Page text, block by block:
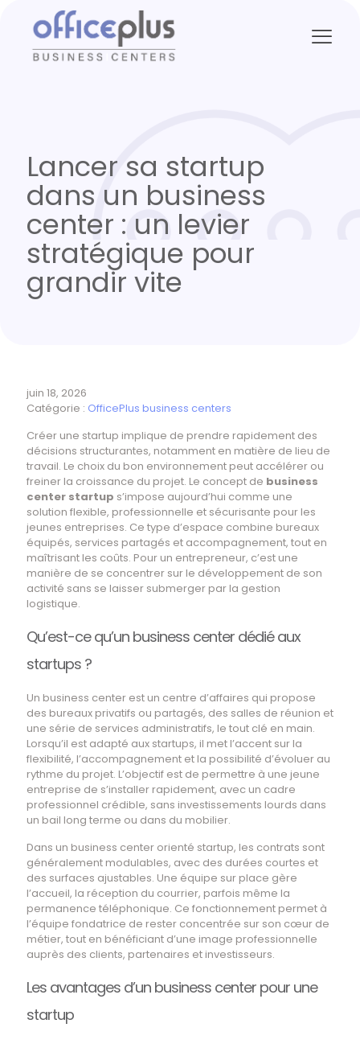
Lancer sa startup
dans un business
center : un levier
stratégique pour
grandir vite
juin 18, 2026
Catégorie : OfficePlus business centers
Créer une startup implique de prendre rapidement des
décisions structurantes, notamment en matière de lieu de
travail. Le choix du bon environnement peut accélérer ou
freiner la croissance du projet. Le concept de business
center startup s’impose aujourd’hui comme une
solution flexible, professionnelle et sécurisante pour les
jeunes entreprises. Ce type d’espace combine bureaux
équipés, services partagés et accompagnement, tout en
maîtrisant les coûts. Pour un entrepreneur, c’est une
manière de se concentrer sur le développement de son
activité sans se laisser submerger par la gestion
logistique.
Qu’est-ce qu’un business center dédié aux
startups ?
Un business center est un centre d’affaires qui propose
des bureaux privatifs ou partagés, des salles de réunion et
une série de services administratifs, le tout clé en main.
Lorsqu’il est adapté aux startups, il met l’accent sur la
flexibilité, l’accompagnement et la possibilité d’évoluer au
rythme du projet. L’objectif est de permettre à une jeune
entreprise de s’installer rapidement, avec un cadre
professionnel crédible, sans investissements lourds dans
un bail long terme ou dans du mobilier.
Dans un business center orienté startup, les contrats sont
généralement modulables, avec des durées courtes et
des surfaces ajustables. Une équipe sur place gère
l’accueil, la réception du courrier, parfois même la
permanence téléphonique. Ce fonctionnement permet à
l’équipe fondatrice de rester concentrée sur son cœur de
métier, tout en bénéficiant d’une image professionnelle
auprès des clients, partenaires et investisseurs.
Les avantages d’un business center pour une
startup